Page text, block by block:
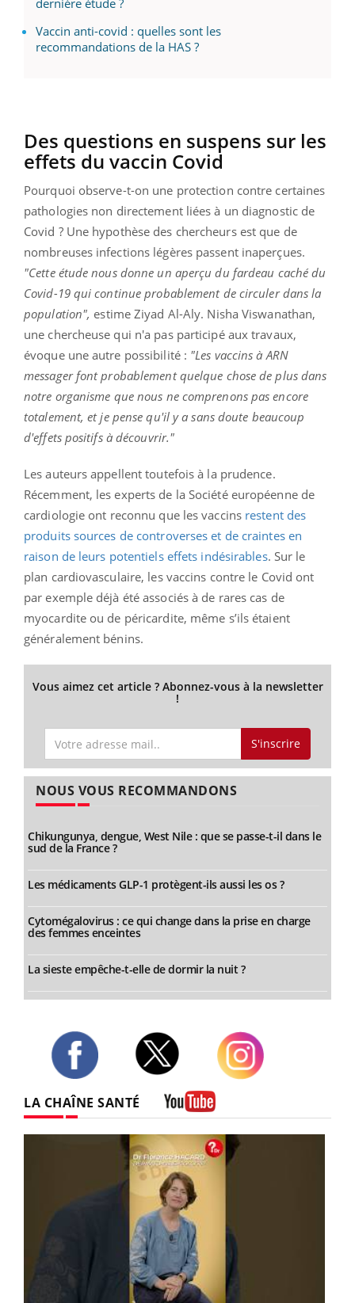
Vaccin anti-covid : quelles sont les
recommandations de la HAS ?
Des questions en suspens sur les
effets du vaccin Covid
Pourquoi observe-t-on une protection contre certaines
pathologies non directement liées à un diagnostic de
Covid ? Une hypothèse des chercheurs est que de
nombreuses infections légères passent inaperçues.
"Cette étude nous donne un aperçu du fardeau caché du
Covid-19 qui continue probablement de circuler dans la
population", estime Ziyad Al-Aly. Nisha Viswanathan,
une chercheuse qui n'a pas participé aux travaux,
évoque une autre possibilité : "Les vaccins à ARN
messager font probablement quelque chose de plus dans
notre organisme que nous ne comprenons pas encore
totalement, et je pense qu'il y a sans doute beaucoup
d'effets positifs à découvrir."
Les auteurs appellent toutefois à la prudence.
Récemment, les experts de la Société européenne de
cardiologie ont reconnu que les vaccins restent des
produits sources de controverses et de craintes en
raison de leurs potentiels effets indésirables. Sur le
plan cardiovasculaire, les vaccins contre le Covid ont
par exemple déjà été associés à de rares cas de
myocardite ou de péricardite, même s’ils étaient
généralement bénins.
Vous aimez cet article ? Abonnez-vous à la newsletter
!
S'inscrire
NOUS VOUS RECOMMANDONS
Chikungunya, dengue, West Nile : que se passe-t-il dans le
sud de la France ?
Les médicaments GLP-1 protègent-ils aussi les os ?
Cytomégalovirus : ce qui change dans la prise en charge
des femmes enceintes
La sieste empêche-t-elle de dormir la nuit ?
LA CHAÎNE SANTÉ